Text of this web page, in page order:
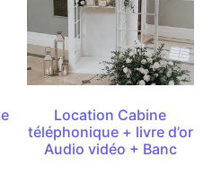
Location Cabine
téléphonique + livre d’or
Audio vidéo + Banc